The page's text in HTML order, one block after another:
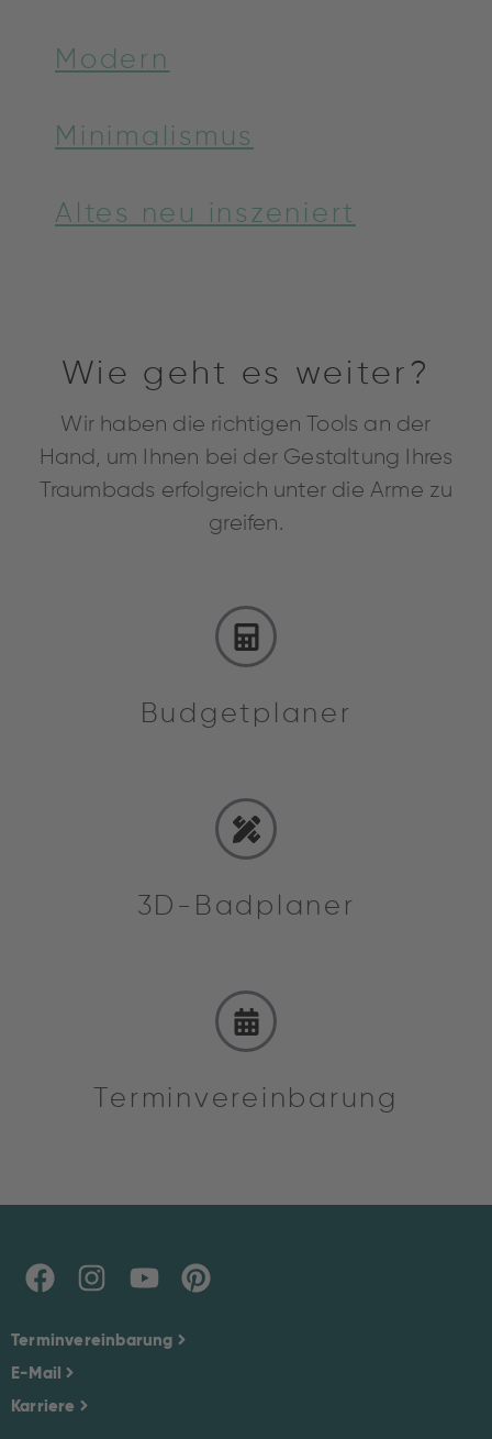
Modern
Minimalismus
Altes neu inszeniert
Wie geht es weiter?
Wir haben die richtigen Tools an der
Hand, um Ihnen bei der Gestaltung Ihres
Traumbads erfolgreich unter die Arme zu
greifen.
Budgetplaner
3D-Badplaner
Terminvereinbarung
Terminvereinbarung
E-Mail
Karriere